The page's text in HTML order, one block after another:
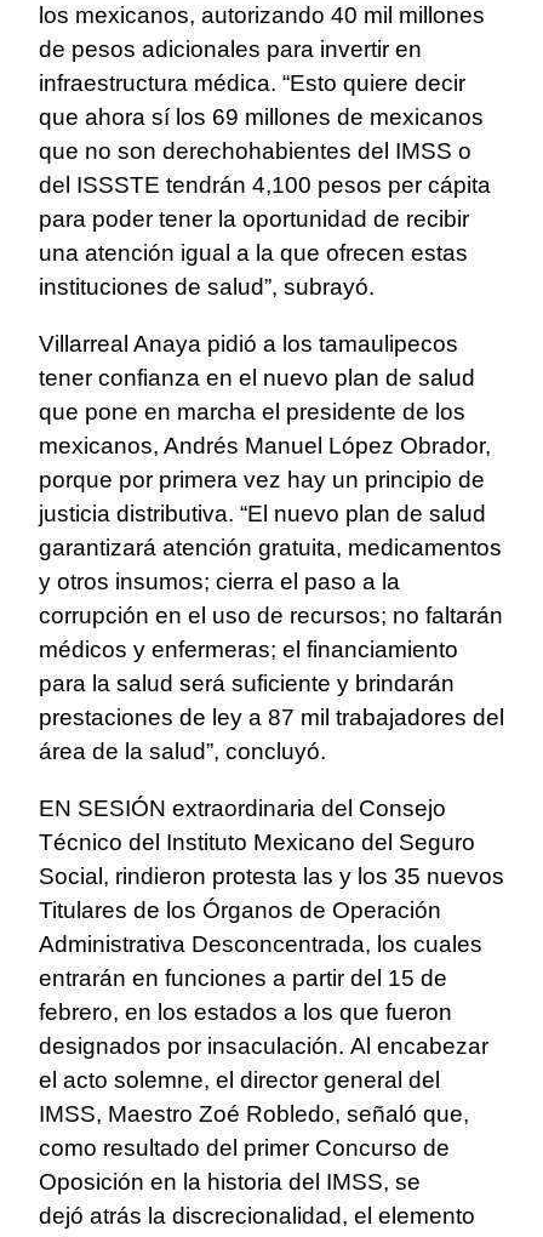
los mexicanos, autorizando 40 mil millones
de pesos adicionales para invertir en
infraestructura médica. “Esto quiere decir
que ahora sí los 69 millones de mexicanos
que no son derechohabientes del IMSS o
del ISSSTE tendrán 4,100 pesos per cápita
para poder tener la oportunidad de recibir
una atención igual a la que ofrecen estas
instituciones de salud”, subrayó.
Villarreal Anaya pidió a los tamaulipecos
tener confianza en el nuevo plan de salud
que pone en marcha el presidente de los
mexicanos, Andrés Manuel López Obrador,
porque por primera vez hay un principio de
justicia distributiva. “El nuevo plan de salud
garantizará atención gratuita, medicamentos
y otros insumos; cierra el paso a la
corrupción en el uso de recursos; no faltarán
médicos y enfermeras; el financiamiento
para la salud será suficiente y brindarán
prestaciones de ley a 87 mil trabajadores del
área de la salud”, concluyó.
EN SESIÓN extraordinaria del Consejo
Técnico del Instituto Mexicano del Seguro
Social, rindieron protesta las y los 35 nuevos
Titulares de los Órganos de Operación
Administrativa Desconcentrada, los cuales
entrarán en funciones a partir del 15 de
febrero, en los estados a los que fueron
designados por insaculación. Al encabezar
el acto solemne, el director general del
IMSS, Maestro Zoé Robledo, señaló que,
como resultado del primer Concurso de
Oposición en la historia del IMSS, se
dejó atrás la discrecionalidad, el elemento